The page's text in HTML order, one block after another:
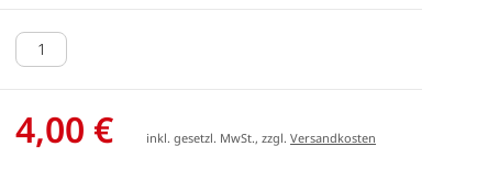
4,00 € inkl. gesetzl. MwSt., zzgl.Versandkosten